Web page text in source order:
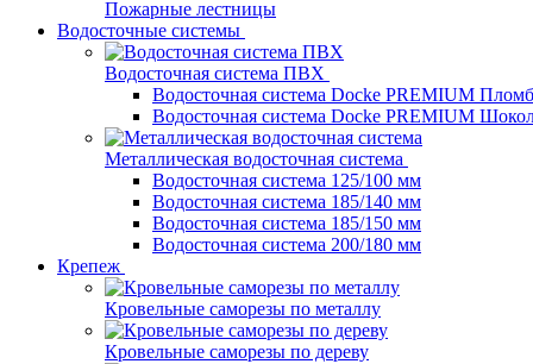
Пожарные лестницы
Водосточные системы
Водосточная система ПВХ
Водосточная система Docke PREMIUM
Водосточная система Docke PREMIUM
Металлическая водосточная система
Водосточная система 125/100 мм
Водосточная система 185/140 мм
Водосточная система 185/150 мм
Водосточная система 200/180 мм
Крепеж
Кровельные саморезы по металлу
Кровельные саморезы по дереву